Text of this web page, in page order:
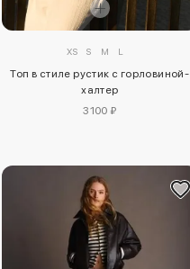
XS S M L
Топ в стиле рустик с горловиной-
халтер
3100 ₽